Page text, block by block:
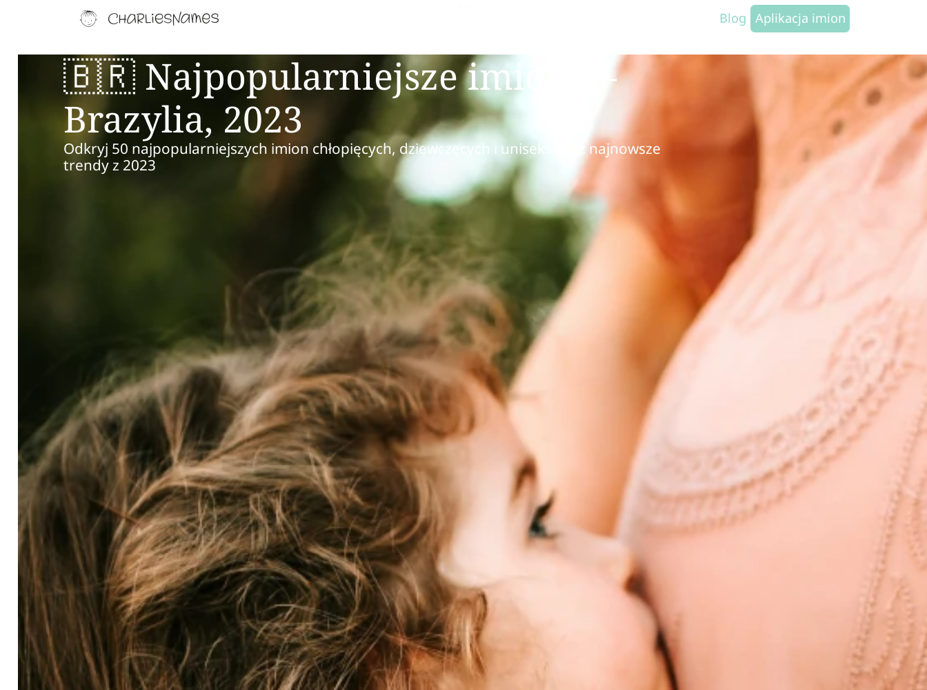
Blog Aplikacja imion
🇧🇷 Najpopularniejsze imiona –
Brazylia, 2023
Odkryj 50 najpopularniejszych imion chłopięcych, dziewczęcych i uniseks oraz najnowsze
trendy z 2023